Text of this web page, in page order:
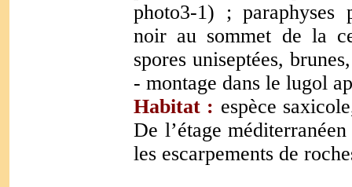
photo3-1) ; paraphyses
noir au sommet de la
spores uniseptées,
- montage dans le lugol
Habitat : espèce
De l’étage
les escarpements de